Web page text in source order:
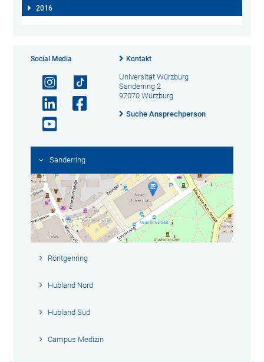
2016
Social Media Kontakt
Universität Würzburg
Sanderring 2
97070 Würzburg
Suche Ansprechperson
Sanderring
Röntgenring
Hubland Nord
Hubland Süd
Campus Medizin